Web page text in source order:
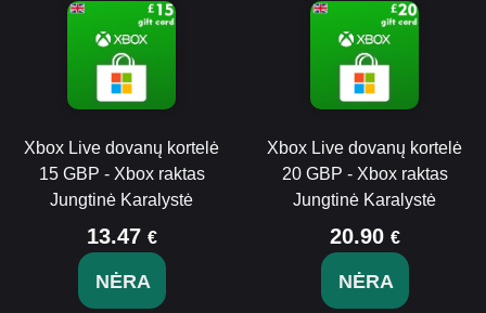
Xbox Live dovanų kortelė
15 GBP - Xbox raktas
Jungtinė Karalystė
13.47 €
NĖRA
Xbox Live dovanų kortelė
20 GBP - Xbox raktas
Jungtinė Karalystė
20.90 €
NĖRA